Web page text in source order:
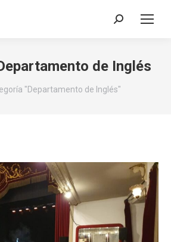
Buscar:
de Inglés
"Departamento de Inglés"